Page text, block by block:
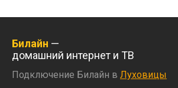
Билайн —
домашний интернет и ТВ
Подключение Билайн в Луховицы